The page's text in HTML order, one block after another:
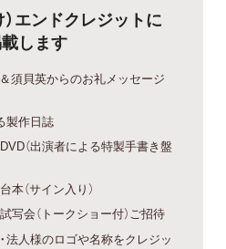
）エンドクレジットに
します
須貝英からのお礼メッセージ
製作日誌
（出演者による特製手書き盤
本（サイン入り）
写会（トークショー付）ご招待
法人様のロゴや名称をクレジッ